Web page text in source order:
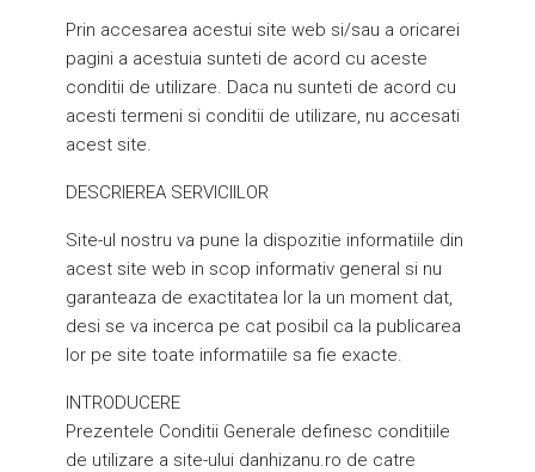
Prin accesarea acestui site web si/sau a oricarei
pagini a acestuia sunteti de acord cu aceste
conditii de utilizare. Daca nu sunteti de acord cu
acesti termeni si conditii de utilizare, nu accesati
acest site.
DESCRIEREA SERVICIILOR
Site-ul nostru va pune la dispozitie informatiile din
acest site web in scop informativ general si nu
garanteaza de exactitatea lor la un moment dat,
desi se va incerca pe cat posibil ca la publicarea
lor pe site toate informatiile sa fie exacte.
INTRODUCERE
Prezentele Conditii Generale definesc conditiile
de utilizare a site-ului danhizanu.ro de catre